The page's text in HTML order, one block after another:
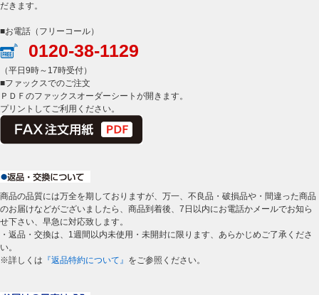
だきます。
■お電話（フリーコール）
0120-38-1129
（平日9時～17時受付）
■ファックスでのご注文
ＰＤＦのファックスオーダーシートが開きます。
プリントしてご利用ください。
商品の品質には万全を期しておりますが、万一、不良品・破損品や・間違った商品
のお届けなどがございましたら、商品到着後、7日以内にお電話かメールでお知ら
せ下さい、早急に対応致します。
・返品・交換は、1週間以内未使用・未開封に限ります、あらかじめご了承くださ
い。
※詳しくは 『返品特約について』 をご参照ください。